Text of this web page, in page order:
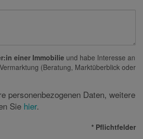
einer Immobilie und habe Interesse an
(Beratung, Marktüberblick oder
personenbezogenen Daten, weitere
Sie hier.
* Pflichtfelder